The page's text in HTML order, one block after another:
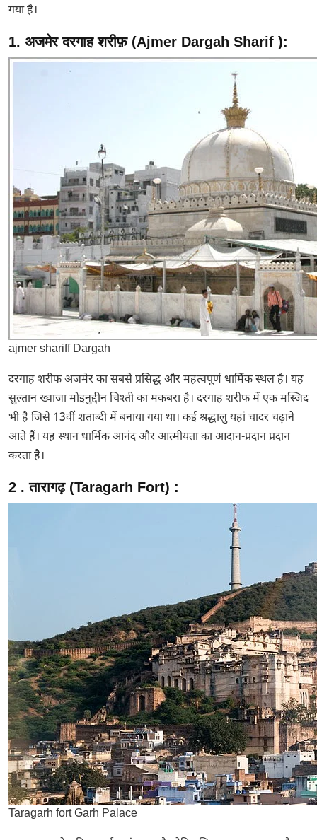
गया है।
1. अजमेर दरगाह शरीफ़ (Ajmer Dargah Sharif ):
ajmer shariff Dargah
दरगाह शरीफ अजमेर का सबसे प्रसिद्ध और महत्वपूर्ण धार्मिक स्थल है। यह
सुल्तान ख्वाजा मोइनुद्दीन चिश्ती का मकबरा है। दरगाह शरीफ में एक मस्जिद
भी है जिसे 13वीं शताब्दी में बनाया गया था। कई श्रद्धालु यहां चादर चढ़ाने
आते हैं। यह स्थान धार्मिक आनंद और आत्मीयता का आदान-प्रदान प्रदान
करता है।
2 . तारागढ़ (Taragarh Fort) :
Taragarh fort Garh Palace